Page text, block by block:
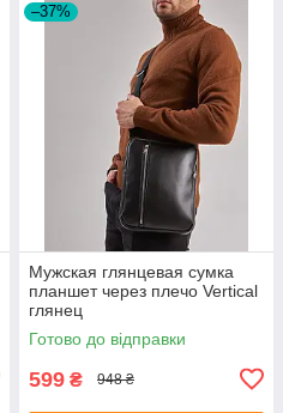
–37%
Мужская глянцевая сумка
планшет через плечо Vertical
глянец
Готово до відправки
599 ₴ 948 ₴